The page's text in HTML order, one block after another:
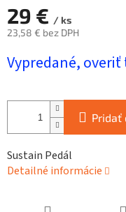
29 € / ks
23,58 € bez DPH
cena:
Vypredané,
Pridať
Sustain Pedál
Detailné informácie